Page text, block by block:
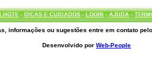
- DICAS E CUIDADOS- LOGIN-AJUDA-
informações ou sugestões entre em contato
Desenvolvido porWeb-People